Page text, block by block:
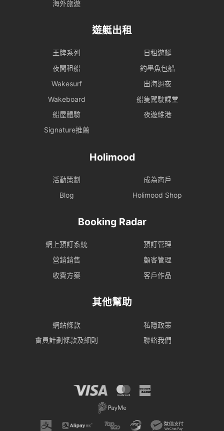
海外旅遊
遊艇出租
王牌系列
日租遊艇
夜間租船
釣墨魚包船
Wakesurf
出海過夜
Wakeboard
船隻駕駛課堂
船屋體驗
夜遊維港
Signature推薦
Holimood
活動策劃
成為商戶
Blog
Holimood Shop
Booking Radar
網上預訂系統
預訂管理
營銷銷售
顧客管理
收費方案
客戶作品
其他幫助
網站條款
私隱政策
會員計劃條款及細則
聯絡我們